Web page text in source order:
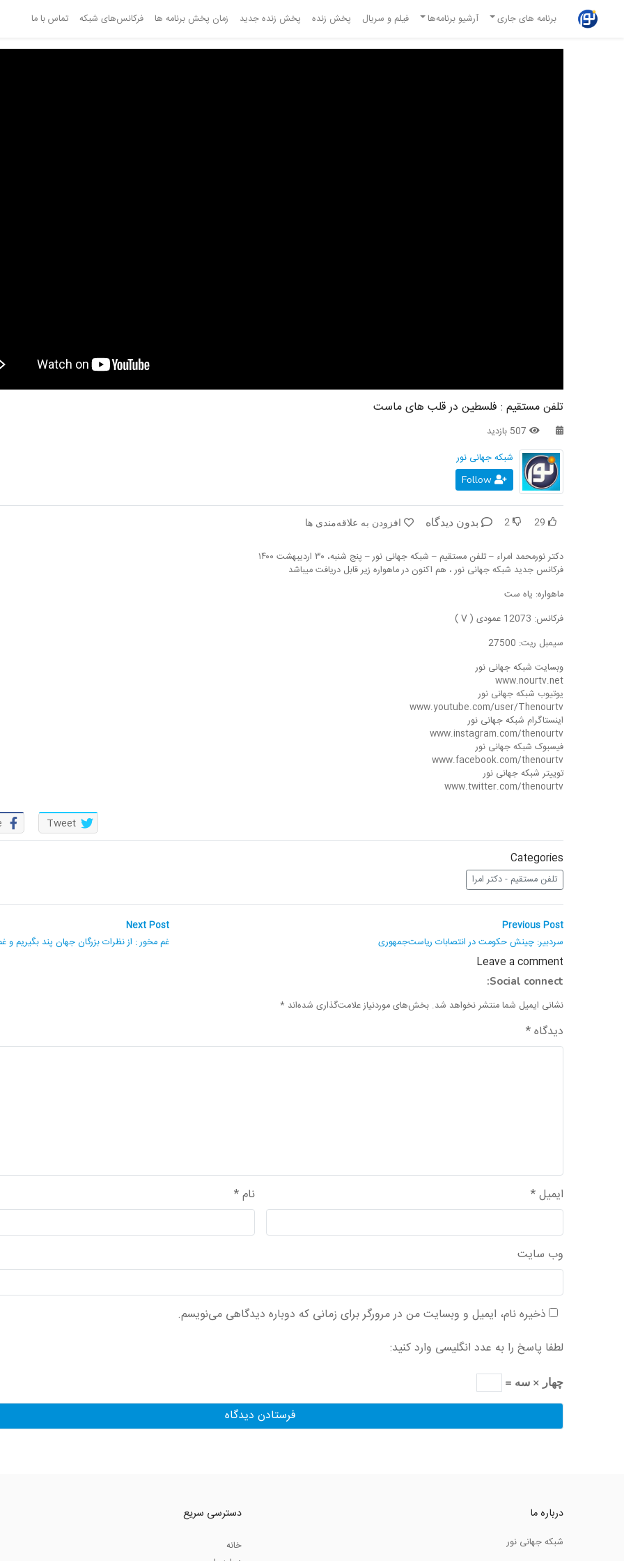
برنامه های جاری آرشیو برنامه‌ها فیلم و سریال پخش زنده پخش زنده جدید زمان پخش برنامه ها فرکانس‌های شبکه تماس با ما
تلفن مستقیم : فلسطین در قلب های ماست
507 بازدید
شبکه جهانی نور
29
2 بدون دیدگاه افزودن به علاقه‌مندی ها
دکتر نورمحمد امراء – تلفن مستقیم – شبکه جهانی نور – پنج شنبه، ۳۰ اردیبهشت ۱۴۰۰
فرکانس جدید شبکه جهانی نور ، هم اکنون در ماهواره زیر قابل دریافت میباشد
ماهواره: یاه ست
فرکانس: 12073 عمودی ( V )
سیمبل ریت: 27500
وبسایت شبکه جهانی نور
www.nourtv.net
یوتیوب شبکه جهانی نور
www.youtube.com/user/Thenourtv
اینستاگرام شبکه جهانی نور
www.instagram.com/thenourtv
فیسبوک شبکه جهانی نور
www.facebook.com/thenourtv
توییتر شبکه جهانی نور
www.twitter.com/thenourtv
Tweet
Categories
تلفن مستقیم - دکتر امرا
راهبری
نوشته
Previous Post
Previous
post:
سردبیر: چینش حکومت در انتصابات ریاست‌جمهوری
Next Post
Next
post:
غم مخور : از نظرات بزرگان جهان پند بگیریم و
Leave a comment
Social connect:
نشانی ایمیل شما منتشر نخواهد شد. بخش‌های موردنیاز علامت‌گذاری شده‌اند *
دیدگاه*
نام* ایمیل*
وب‌ سایت
ذخیره نام، ایمیل و وبسایت من در مرورگر برای زمانی که دوباره دیدگاهی می‌نویسم.
لطفا پاسخ را به عدد انگلیسی وارد کنید:
چهار × سه =
درباره ما
شبکه جهانی نور
دسترسی سریع
خانه